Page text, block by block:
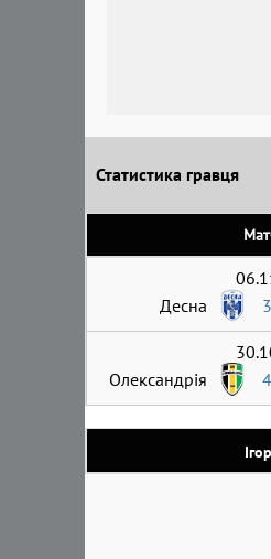
Статистика гравця
Десна
Олександрія